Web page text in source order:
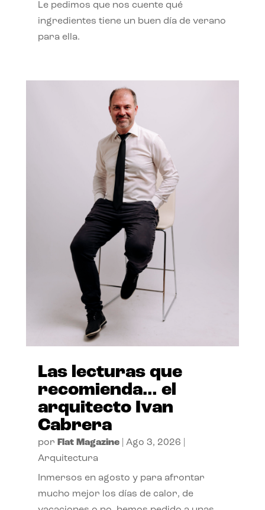
Le pedimos que nos cuente qué
ingredientes tiene un buen día de verano
para ella.
Las lecturas que
recomienda… el
arquitecto Ivan
Cabrera
por Flat Magazine| Ago 3, 2026
Arquitectura
Inmersos en agosto y para afrontar
mucho mejor los días de calor, de